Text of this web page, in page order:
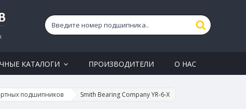
КАТАЛОГИ ПРОИЗВОДИТЕЛИ О НАС
подшипников Smith Bearing Company YR-6-X